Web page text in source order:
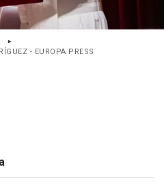
- EUROPA PRESS